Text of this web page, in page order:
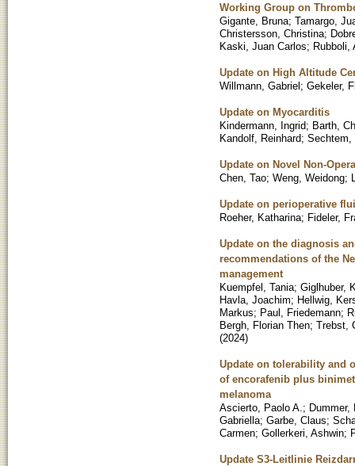
Working Group on
Gigante, Bruna; Tamargo,
Christersson, Christina;
Kaski, Juan Carlos; Rubboli,
Update on High Altitude
Willmann, Gabriel; Gekeler,
Update on Myocarditis
Kindermann, Ingrid; Barth,
Kandolf, Reinhard; Sechtem,
Update on Novel Non-
Chen, Tao; Weng, Weidong;
Update on perioperative
Roeher, Katharina; Fideler,
Update on the diagnosis
recommendations of the
management
Kuempfel, Tania; Giglhuber,
Havla, Joachim; Hellwig,
Markus; Paul, Friedemann;
Bergh, Florian Then; Trebst,
(2024)
Update on tolerability and
of encorafenib plus
melanoma
Ascierto, Paolo A. ; Dummer,
Gabriella; Garbe, Claus;
Carmen; Gollerkeri, Ashwin;
Update S3-Leitlinie